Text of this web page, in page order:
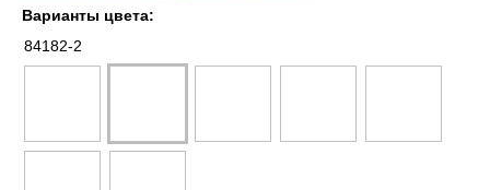
Варианты цвета:
84182-2